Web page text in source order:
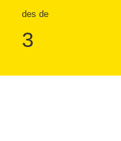
des de
3